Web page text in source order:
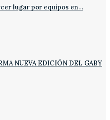
lugar por equipos en…
NUEVA EDICIÓN DEL GABY